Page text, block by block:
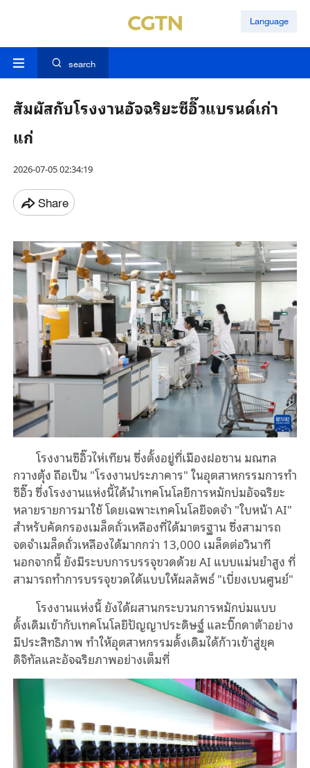
Language
search
สัมผัสกับโรงงานอัจฉริยะซีอิ๊วแบรนด์เก่า
แก่
2026-07-05 02:34:19
Share
โรงงานซีอิ๊วไห่เทียน ซึ่งตั้งอยู่ที่เมืองฝอซาน มณฑล
กวางตุ้ง ถือเป็น "โรงงานประภาคาร" ในอุตสาหกรรมการทำ
ซีอิ๊ว ซึ่งโรงงานแห่งนี้ได้นำเทคโนโลยีการหมักบ่มอัจฉริยะ
หลายรายการมาใช้ โดยเฉพาะเทคโนโลยีจดจำ "ใบหน้า AI"
สำหรับคัดกรองเมล็ดถั่วเหลืองที่ได้มาตรฐาน ซึ่งสามารถ
จดจำเมล็ดถั่วเหลืองได้มากกว่า 13,000 เมล็ดต่อวินาที
นอกจากนี้ ยังมีระบบการบรรจุขวดด้วย AI แบบแม่นยำสูง ที่
สามารถทำการบรรจุขวดได้แบบให้ผลลัพธ์ "เบี่ยงเบนศูนย์"
โรงงานแห่งนี้ ยังได้ผสานกระบวนการหมักบ่มแบบ
ดั้งเดิมเข้ากับเทคโนโลยีปัญญาประดิษฐ์ และบิ๊กดาต้าอย่าง
มีประสิทธิภาพ ทำให้อุตสาหกรรมดั้งเดิมได้ก้าวเข้าสู่ยุค
ดิจิทัลและอัจฉริยภาพอย่างเต็มที่